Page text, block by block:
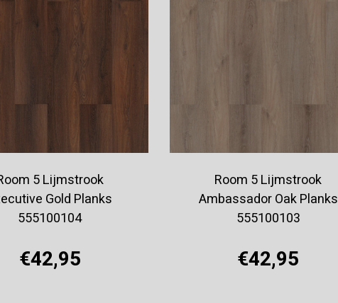
5 Lijmstrook
Gold Planks
555100104
€42,95
Room 5 Lijmstrook
Ambassador Oak Planks
555100103
€42,95